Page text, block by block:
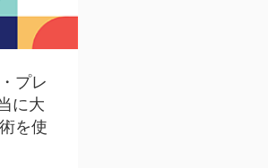
プレ
に大
を使